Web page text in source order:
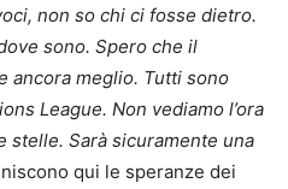
non so chi ci fosse dietro.
sono. Spero che il
ancora meglio. Tutti sono
League. Non vediamo l’ora
stelle. Sarà sicuramente una
qui le speranze dei